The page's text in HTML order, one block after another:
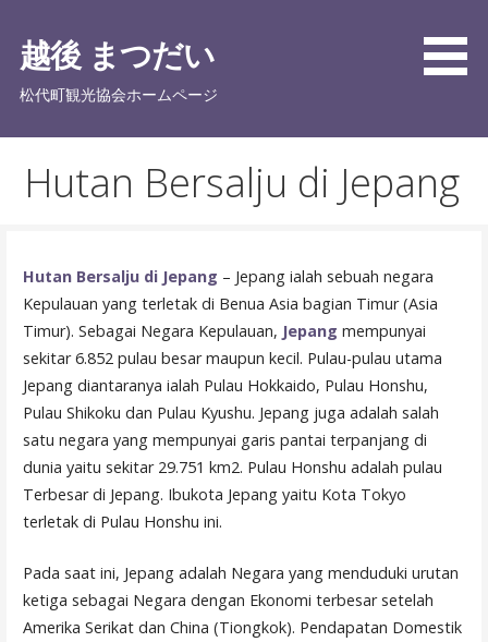
content
越後 まつだい
松代町観光協会ホームページ
Hutan Bersalju di Jepang
Hutan Bersalju di Jepang – Jepang ialah sebuah negara
Kepulauan yang terletak di Benua Asia bagian Timur (Asia
Timur). Sebagai Negara Kepulauan, Jepang mempunyai
sekitar 6.852 pulau besar maupun kecil. Pulau-pulau utama
Jepang diantaranya ialah Pulau Hokkaido, Pulau Honshu,
Pulau Shikoku dan Pulau Kyushu. Jepang juga adalah salah
satu negara yang mempunyai garis pantai terpanjang di
dunia yaitu sekitar 29.751 km2. Pulau Honshu adalah pulau
Terbesar di Jepang. Ibukota Jepang yaitu Kota Tokyo
terletak di Pulau Honshu ini.
Pada saat ini, Jepang adalah Negara yang menduduki urutan
ketiga sebagai Negara dengan Ekonomi terbesar setelah
Amerika Serikat dan China (Tiongkok). Pendapatan Domestik